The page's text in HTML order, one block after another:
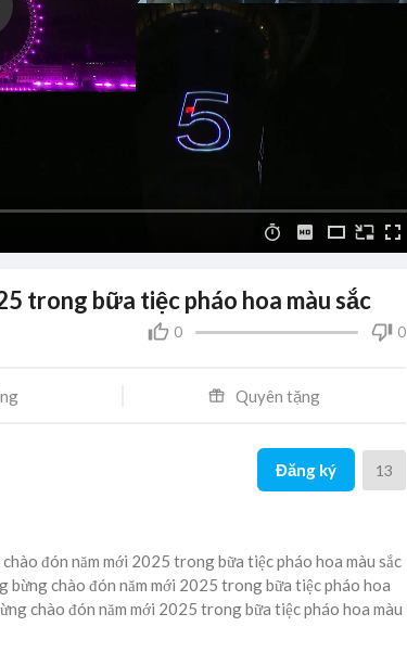
trong bữa tiệc pháo hoa màu sắc
0 0
Quyên tặng
Đăng ký 13
đón năm mới 2025 trong bữa tiệc pháo hoa màu sắc
chào đón năm mới 2025 trong bữa tiệc pháo hoa
chào đón năm mới 2025 trong bữa tiệc pháo hoa màu